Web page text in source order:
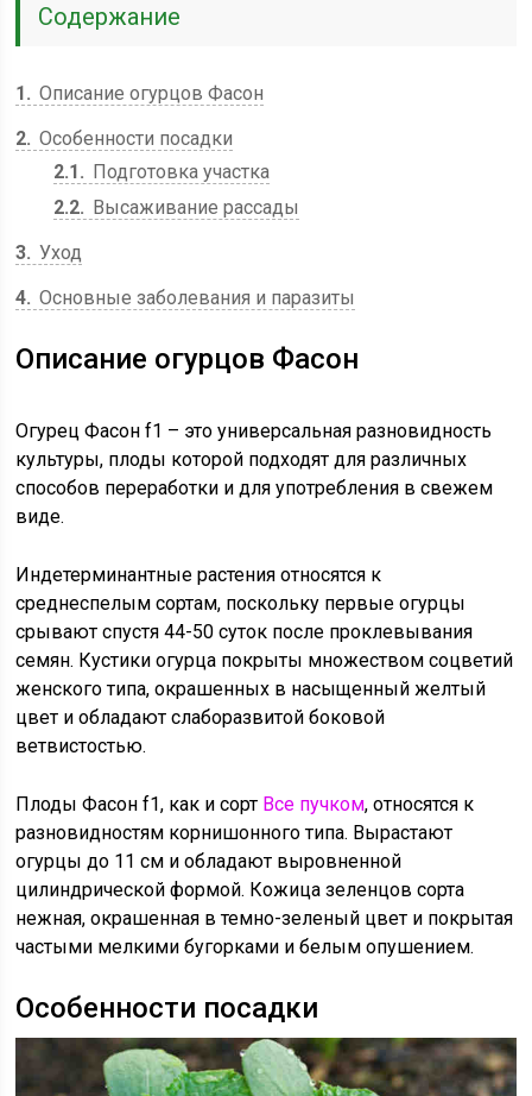
Содержание
1
Описание огурцов Фасон
2 Особенности посадки
2.1
Подготовка участка
2.2
Высаживание рассады
3 Уход
4 Основные заболевания и паразиты
Описание огурцов Фасон
Огурец Фасон f1 – это универсальная разновидность
культуры, плоды которой подходят для различных
способов переработки и для употребления в свежем
виде.
Индетерминантные растения относятся к
среднеспелым сортам, поскольку первые огурцы
срывают спустя 44-50 суток после проклевывания
семян. Кустики огурца покрыты множеством соцветий
женского типа, окрашенных в насыщенный желтый
цвет и обладают слаборазвитой боковой
ветвистостью.
Плоды Фасон f1, как и сорт Все пучком, относятся к
разновидностям корнишонного типа. Вырастают
огурцы до 11 см и обладают выровненной
цилиндрической формой. Кожица зеленцов сорта
нежная, окрашенная в темно-зеленый цвет и покрытая
частыми мелкими бугорками и белым опушением.
Особенности посадки